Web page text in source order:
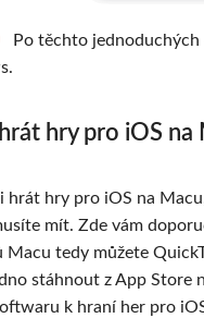
Po těchto
hry pro iOS na
hrát hry pro iOS na
mít. Zde vám
Macu tedy můžete
stáhnout z App Store
k hraní her pro